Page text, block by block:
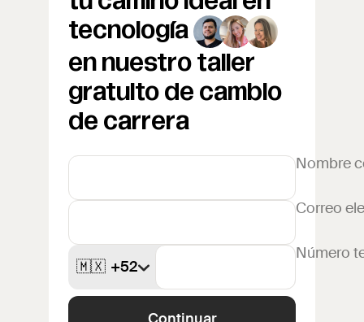
tecnología
en nuestro taller
gratuito de cambio
de carrera